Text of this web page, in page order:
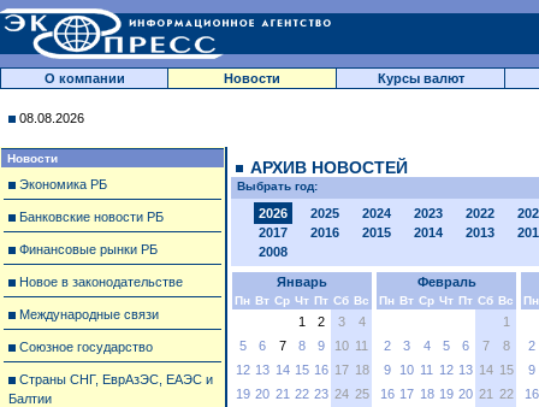
О компании Новости Курсы валют
08.08.2026
Новости
Экономика РБ
Банковские новости РБ
Финансовые рынки РБ
Новое в законодательстве
Международные связи
Союзное государство
Страны СНГ, ЕврАзЭС, ЕАЭС и
Балтии
АРХИВ НОВОСТЕЙ
Выбрать год:
2026 2025 2024 2023 2022
2017
2016 2015 2014 2013
2008
Январь
Пн Вт Ср Чт Пт Сб Вс
1 2 3
4
5
6 7 8 9 10 11
12 13 14 15 16 17 18
19 20 21 22 23 24 25
Февраль
Пн Вт Ср Чт Пт Сб Вс
1
2
3 4 5 6 7
8
9
10 11 12 13 14 15
16 17 18 19 20 21 22
Пн
2
9
16